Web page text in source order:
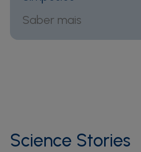
Saber mais
Science Stories